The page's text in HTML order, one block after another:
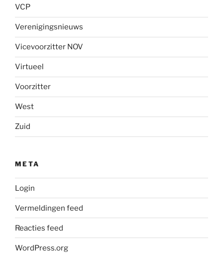
VCP
Verenigingsnieuws
Vicevoorzitter NOV
Virtueel
Voorzitter
West
Zuid
META
Login
Vermeldingen feed
Reacties feed
WordPress.org